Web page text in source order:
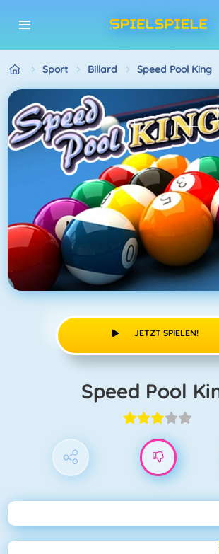
Sport Billard Speed Pool King
JETZT SPIELEN!
Speed Pool